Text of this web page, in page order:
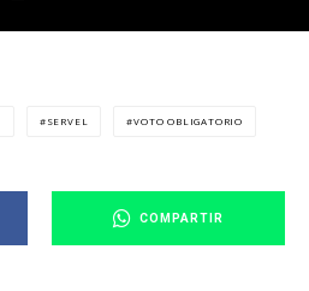
SERVEL VOTO OBLIGATORIO
COMPARTIR